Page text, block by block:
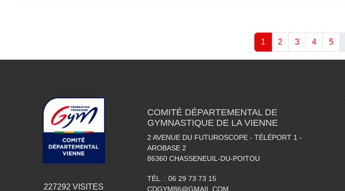
1 2 3 4 5
227292 VISITES
COMITÉ DÉPARTEMENTAL DE
GYMNASTIQUE DE LA VIENNE
2 AVENUE DU FUTUROSCOPE - TÉLÉPORT 1 -
AROBASE 2
86360 CHASSENEUIL-DU-POITOU
TÉL. : 06 29 73 73 15
CDGYM86@GMAIL.COM